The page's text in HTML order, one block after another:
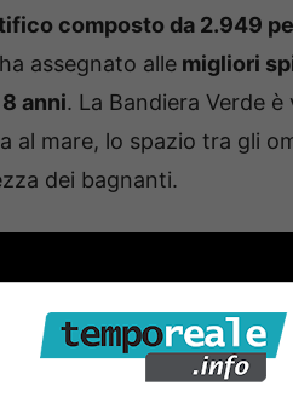
composto da 2.949
assegnato alle migliori
anni. La Bandiera Verde è
al mare, lo spazio tra gli
dei bagnanti.